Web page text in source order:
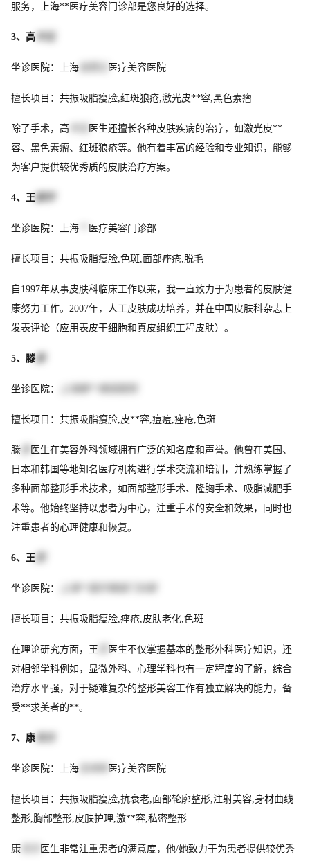
服务，上海**医疗美容门诊部是您良好的选择。
3、高
坐诊医院：上海 医疗美容医院
擅长项目：共振吸脂瘦脸,红斑狼疮,激光皮**容,黑色素瘤
除了手术，高
医生还擅长各种皮肤疾病的治疗，如激光皮**
容、黑色素瘤、红斑狼疮等。他有着丰富的经验和专业知识，能够
为客户提供较优秀质的皮肤治疗方案。
4、王
坐诊医院：上海 医疗美容门诊部
擅长项目：共振吸脂瘦脸,色斑,面部痤疮,脱毛
自1997年从事皮肤科临床工作以来，我一直致力于为患者的皮肤健
康努力工作。2007年，人工皮肤成功培养，并在中国皮肤科杂志上
发表评论（应用表皮干细胞和真皮组织工程皮肤）。
5、滕彦
坐诊医院：
擅长项目：共振吸脂瘦脸,皮**容,痘痘,痤疮,色斑
滕
医生在美容外科领域拥有广泛的知名度和声誉。他曾在美国、
日本和韩国等地知名医疗机构进行学术交流和培训，并熟练掌握了
多种面部整形手术技术，如面部整形手术、隆胸手术、吸脂减肥手
术等。他始终坚持以患者为中心，注重手术的安全和效果，同时也
注重患者的心理健康和恢复。
6、王
坐诊医院：
擅长项目：共振吸脂瘦脸,痤疮,皮肤老化,色斑
在理论研究方面，王
医生不仅掌握基本的整形外科医疗知识，还
对相邻学科例如，显微外科、心理学科也有一定程度的了解，综合
治疗水平强，对于疑难复杂的整形美容工作有独立解决的能力，备
受**求美者的**。
7、康
坐诊医院：上海 医疗美容医院
擅长项目：共振吸脂瘦脸,抗衰老,面部轮廓整形,注射美容,身材曲线
整形,胸部整形,皮肤护理,激**容,私密整形
康
医生非常注重患者的满意度，他/她致力于为患者提供较优秀